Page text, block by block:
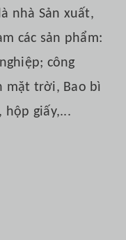
nhà Sản xuất,
các sản phẩm:
công
mặt trời, Bao bì
hộp giấy,...